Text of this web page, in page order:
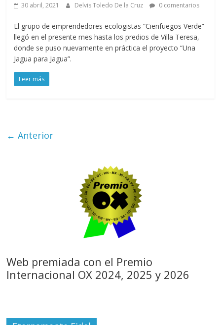
30 abril, 2021 Delvis Toledo De la Cruz 0 comentarios
El grupo de emprendedores ecologistas “Cienfuegos Verde”
llegó en el presente mes hasta los predios de Villa Teresa,
donde se puso nuevamente en práctica el proyecto “Una
Jagua para Jagua”.
Leer más
← Anterior
Web premiada con el Premio
Internacional OX 2024, 2025 y 2026